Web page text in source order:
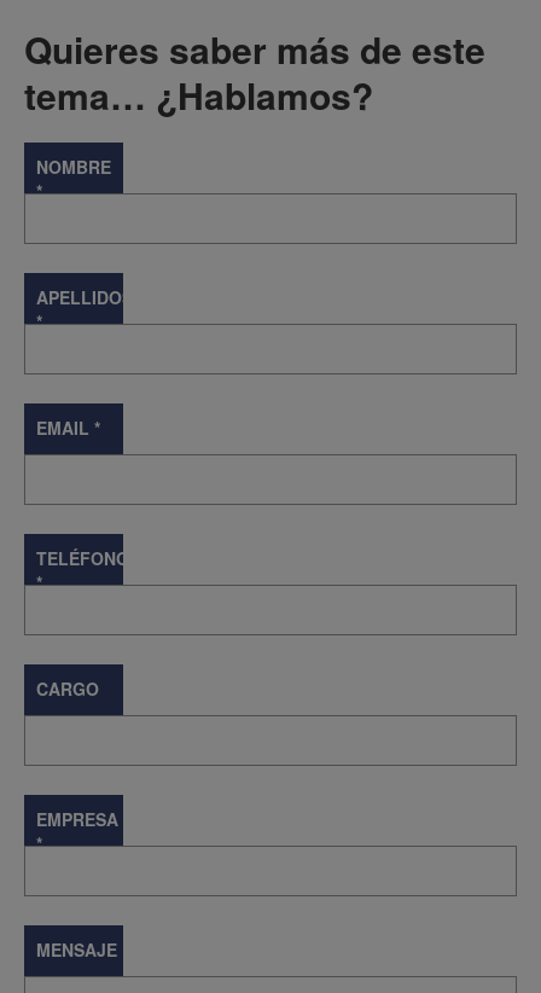
Quieres saber más de este
tema… ¿Hablamos?
NOMBRE
*
APELLIDOS
*
EMAIL *
TELÉFONO
*
CARGO
EMPRESA
*
MENSAJE